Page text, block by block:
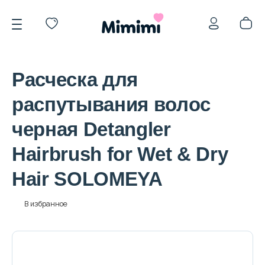
*OVERSTOCK -30%
Уход за лицом
Расческа для
распутывания волос
черная Detangler
Hairbrush for Wet & Dry
Hair SOLOMEYA
В избранное